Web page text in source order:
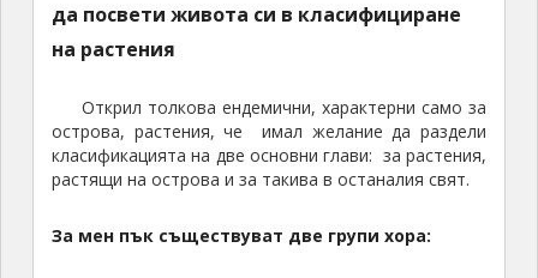
да посвети живота си в класифициране
на растения
Открил толкова ендемични, характерни само за
острова, растения, че имал желание да раздели
класификацията на две основни глави: за растения,
растящи на острова и за такива в останалия свят.
За мен пък съществуват две групи хора: